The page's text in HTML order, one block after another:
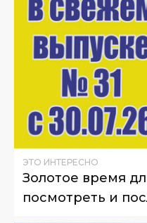
ЭТО ИНТЕРЕСНО
Золотое время
посмотреть и